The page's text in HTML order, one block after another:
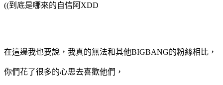
((到底是哪來的自信阿XDD
在這邊我也要說，我真的無法和其他BIGBANG的粉絲相比，
你們花了很多的心思去喜歡他們，